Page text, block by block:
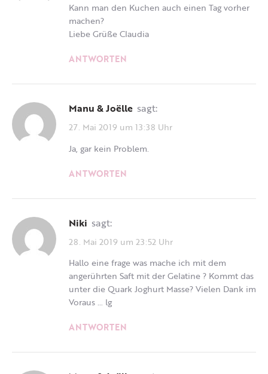
Kann man den Kuchen auch einen Tag vorher
machen?
Liebe Grüße Claudia
ANTWORTEN
Manu & Joëlle sagt:
27. Mai 2019 um 13:38 Uhr
Ja, gar kein Problem.
ANTWORTEN
Niki sagt:
28. Mai 2019 um 23:52 Uhr
Hallo eine frage was mache ich mit dem
angerührten Saft mit der Gelatine ? Kommt das
unter die Quark Joghurt Masse? Vielen Dank im
Voraus … lg
ANTWORTEN